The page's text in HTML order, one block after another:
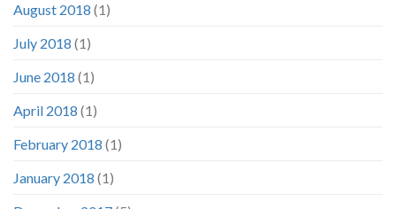
August 2018 (1)
July 2018 (1)
June 2018 (1)
April 2018 (1)
February 2018 (1)
January 2018 (1)